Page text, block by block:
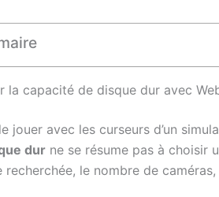
la capacité de disque dur avec
jouer avec les curseurs d’un
dur ne se résume pas à choisir
recherchée, le nombre de